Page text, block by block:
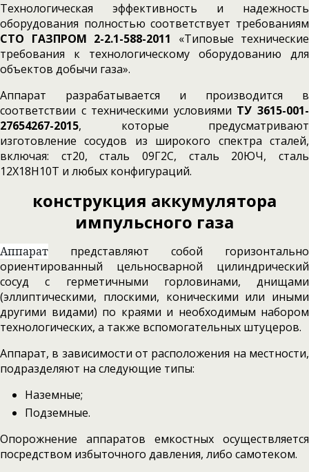
Технологическая эффективность и надежность
оборудования полностью соответствует требованиям
СТО ГАЗПРОМ 2-2.1-588-2011 «Типовые технические
требования к технологическому оборудованию для
объектов добычи газа».
Аппарат разрабатывается и производится в
соответствии с техническими условиями ТУ 3615-001-
27654267-2015, которые предусматривают
изготовление сосудов из широкого спектра сталей,
включая: ст20, сталь 09Г2С, сталь 20ЮЧ, сталь
12Х18Н10Т и любых конфигураций.
конструкция аккумулятора
импульсного газа
Аппарат представляют собой горизонтально
ориентированный цельносварной цилиндрический
сосуд с герметичными горловинами, днищами
(эллиптическими, плоскими, коническими или иными
другими видами) по краями и необходимым набором
технологических, а также вспомогательных штуцеров.
Аппарат, в зависимости от расположения на местности,
подразделяют на следующие типы:
Наземные;
Подземные.
Опорожнение аппаратов емкостных осуществляется
посредством избыточного давления, либо самотеком.